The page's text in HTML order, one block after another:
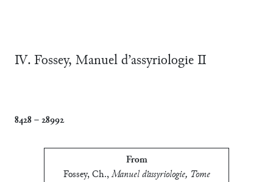
Ⅳ. Fossey, Manuel d’assyriologie Ⅱ
8428–28992
From
Fossey, Ch.,Manuel d’assyriologie, Tome